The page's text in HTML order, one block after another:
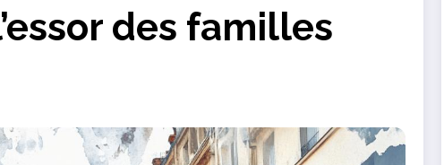
des familles